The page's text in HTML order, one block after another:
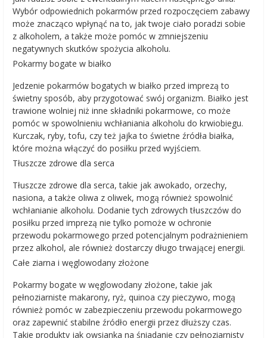
Wybór odpowiednich pokarmów przed rozpoczęciem zabawy
może znacząco wpłynąć na to, jak twoje ciało poradzi sobie
z alkoholem, a także może pomóc w zmniejszeniu
negatywnych skutków spożycia alkoholu.
Pokarmy bogate w białko
Jedzenie pokarmów bogatych w białko przed imprezą to
świetny sposób, aby przygotować swój organizm. Białko jest
trawione wolniej niż inne składniki pokarmowe, co może
pomóc w spowolnieniu wchłaniania alkoholu do krwiobiegu.
Kurczak, ryby, tofu, czy też jajka to świetne źródła białka,
które można włączyć do posiłku przed wyjściem.
Tłuszcze zdrowe dla serca
Tłuszcze zdrowe dla serca, takie jak awokado, orzechy,
nasiona, a także oliwa z oliwek, mogą również spowolnić
wchłanianie alkoholu. Dodanie tych zdrowych tłuszczów do
posiłku przed imprezą nie tylko pomoże w ochronie
przewodu pokarmowego przed potencjalnym podrażnieniem
przez alkohol, ale również dostarczy długo trwającej energii.
Całe ziarna i węglowodany złożone
Pokarmy bogate w węglowodany złożone, takie jak
pełnoziarniste makarony, ryż, quinoa czy pieczywo, mogą
również pomóc w zabezpieczeniu przewodu pokarmowego
oraz zapewnić stabilne źródło energii przez dłuższy czas.
Takie produkty jak owsianka na śniadanie czy pełnoziarnisty